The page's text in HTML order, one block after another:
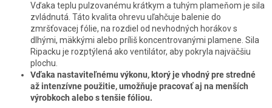
Vďaka teplu pulzovanému krátkym a tuhým plameňom je sila
zvládnutá. Táto kvalita ohrevu uľahčuje balenie do
zmršťovacej fólie, na rozdiel od nevhodných horákov s
dlhými, mäkkými alebo príliš koncentrovanými plamene. Sila
Ripacku je rozptýlená ako ventilátor, aby pokryla najväčšiu
plochu.
Vďaka nastaviteľnému výkonu, ktorý je vhodný pre stredné
až intenzívne použitie, umožňuje pracovať aj na menších
výrobkoch alebo s tenšie fóliou.